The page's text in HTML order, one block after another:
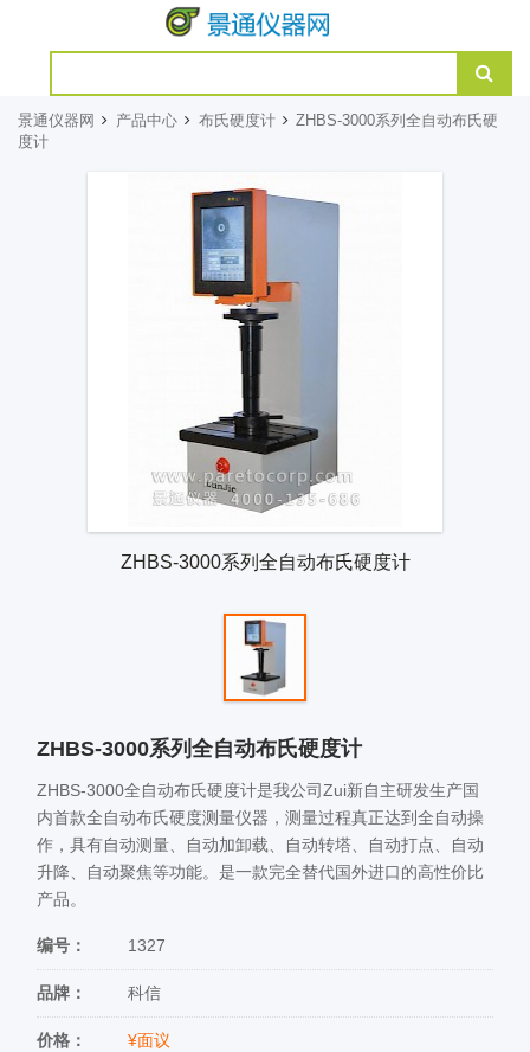
景通仪器网 产品中心 布氏硬度计
ZHBS-3000系列全自动布氏硬
度计
ZHBS-3000系列全自动布氏硬度计
ZHBS-3000系列全自动布氏硬度计
ZHBS-3000全自动布氏硬度计是我公司Zui新自主研发生产国
内首款全自动布氏硬度测量仪器，测量过程真正达到全自动操
作，具有自动测量、自动加卸载、自动转塔、自动打点、自动
升降、自动聚焦等功能。是一款完全替代国外进口的高性价比
产品。
编号： 1327
品牌： 科信
价格： ¥面议